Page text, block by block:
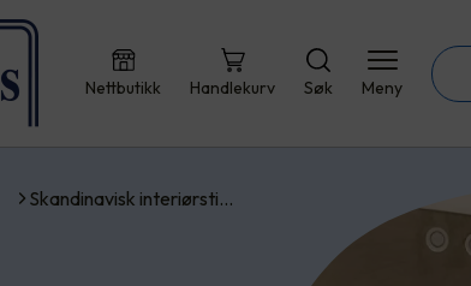
Nettbutikk Handlekurv Søk Meny
Skandinavisk interiørsti…